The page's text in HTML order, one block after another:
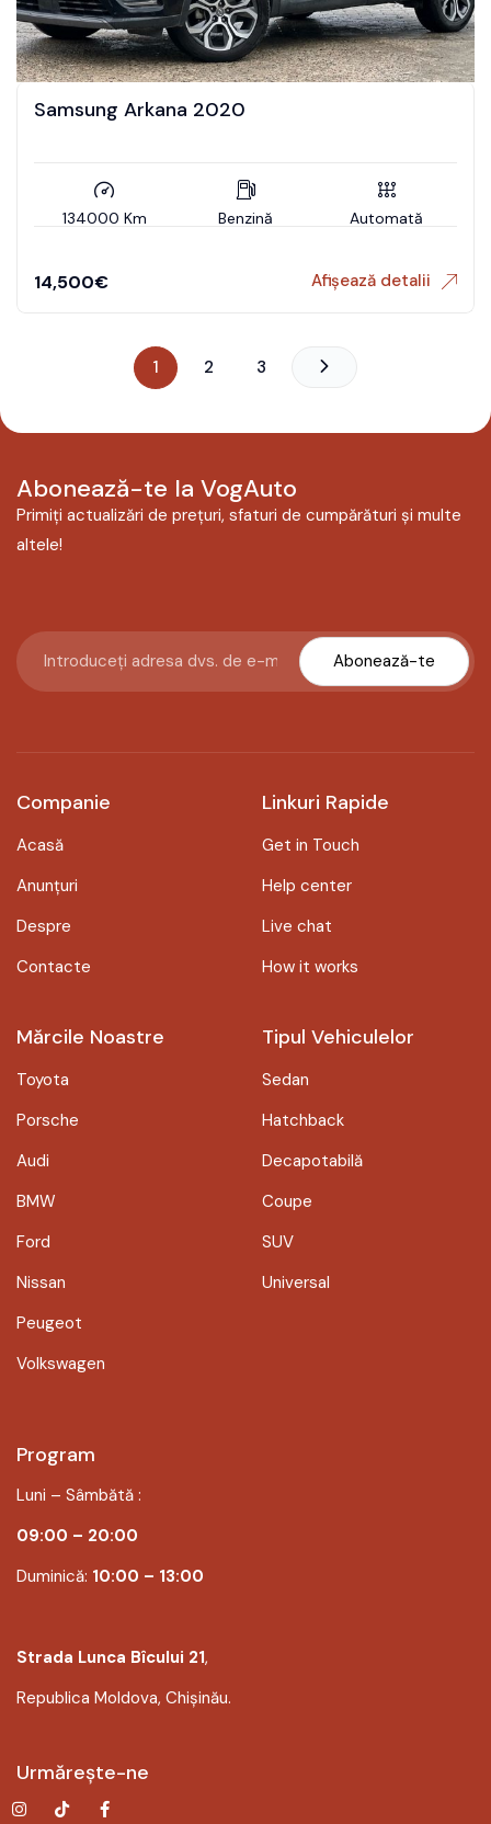
Samsung Arkana 2020
134000 Km Benzină Automată
14,500€ Afișează detalii
1 2 3
Abonează-te la VogAuto
Primiți actualizări de prețuri, sfaturi de cumpărături și multe
altele!
Abonează-te
Companie
Acasă
Anunțuri
Despre
Contacte
Linkuri Rapide
Get in Touch
Help center
Live chat
How it works
Mărcile Noastre
Toyota
Porsche
Audi
BMW
Ford
Nissan
Peugeot
Volkswagen
Tipul Vehiculelor
Sedan
Hatchback
Decapotabilă
Coupe
SUV
Universal
Program
Luni – Sâmbătă :
09:00 – 20:00
Duminică: 10:00 – 13:00
Strada Lunca Bîcului 21,
Republica Moldova, Chișinău.
Urmărește-ne